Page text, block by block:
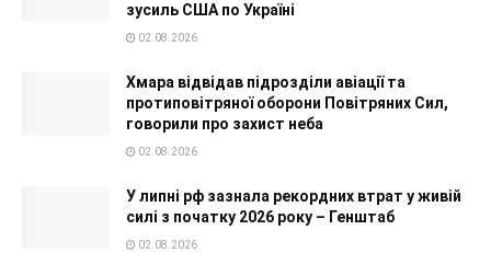
зусиль США по Україні
02.08.2026
Хмара відвідав підрозділи авіації та
протиповітряної оборони Повітряних Сил,
говорили про захист неба
02.08.2026
У липні рф зазнала рекордних втрат у живій
силі з початку 2026 року – Генштаб
02.08.2026